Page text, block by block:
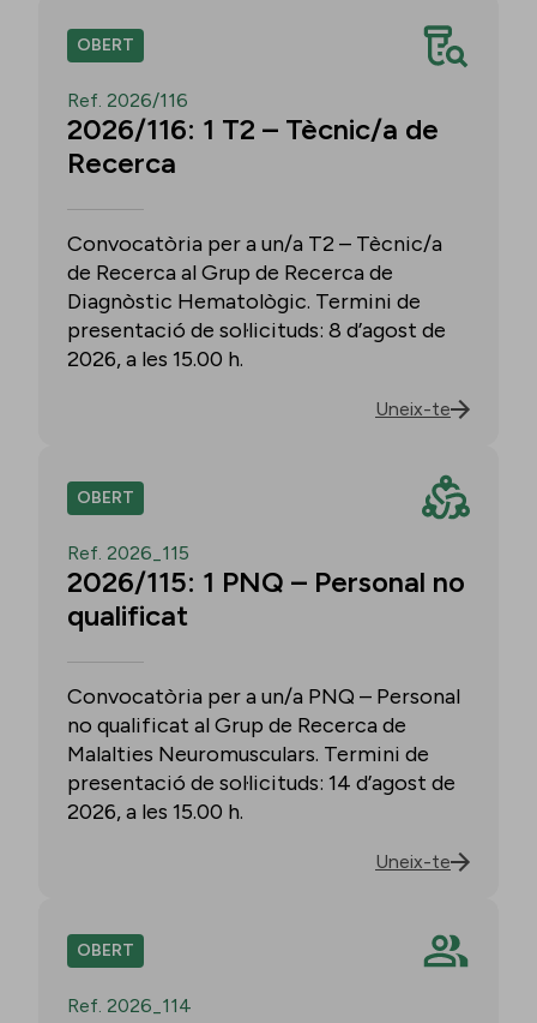
OBERT
Ref. 2026/116
2026/116: 1 T2 – Tècnic/a de
Recerca
Convocatòria per a un/a T2 – Tècnic/a
de Recerca al Grup de Recerca de
Diagnòstic Hematològic. Termini de
presentació de sol·licituds: 8 d’agost de
2026, a les 15.00 h.
Uneix-te
OBERT
Ref. 2026_115
2026/115: 1 PNQ – Personal no
qualificat
Convocatòria per a un/a PNQ – Personal
no qualificat al Grup de Recerca de
Malalties Neuromusculars. Termini de
presentació de sol·licituds: 14 d’agost de
2026, a les 15.00 h.
Uneix-te
OBERT
Ref. 2026_114